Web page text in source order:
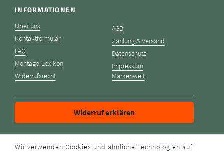
INFORMATIONEN
Über uns
Kontaktformular
FAQ
Montage-Lexikon
Widerrufsrecht
AGB
Zahlung & Versand
Datenschutz
Impressum
Markenwelt
Widerruf erklären
ZAHLUNGSARTEN
Wir verwenden Cookies und ähnliche Technologien auf